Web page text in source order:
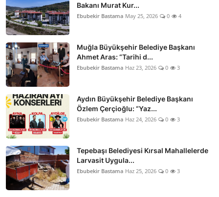
Bakanı Murat Kur...
Ebubekir Bastama May 25, 2026 0 4
Muğla Büyükşehir Belediye Başkanı
Ahmet Aras: “Tarihi d...
Ebubekir Bastama Haz 23, 2026 0 3
Aydın Büyükşehir Belediye Başkanı
Özlem Çerçioğlu: “Yaz...
Ebubekir Bastama Haz 24, 2026 0 3
Tepebaşı Belediyesi Kırsal Mahallelerde
Larvasit Uygula...
Ebubekir Bastama Haz 25, 2026 0 3